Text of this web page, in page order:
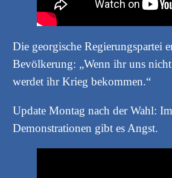
Die georgische Regierungspartei
Bevölkerung: „Wenn ihr uns
werdet ihr Krieg bekommen.“
Update Montag nach der Wahl:
Demonstrationen gibt es Angst.